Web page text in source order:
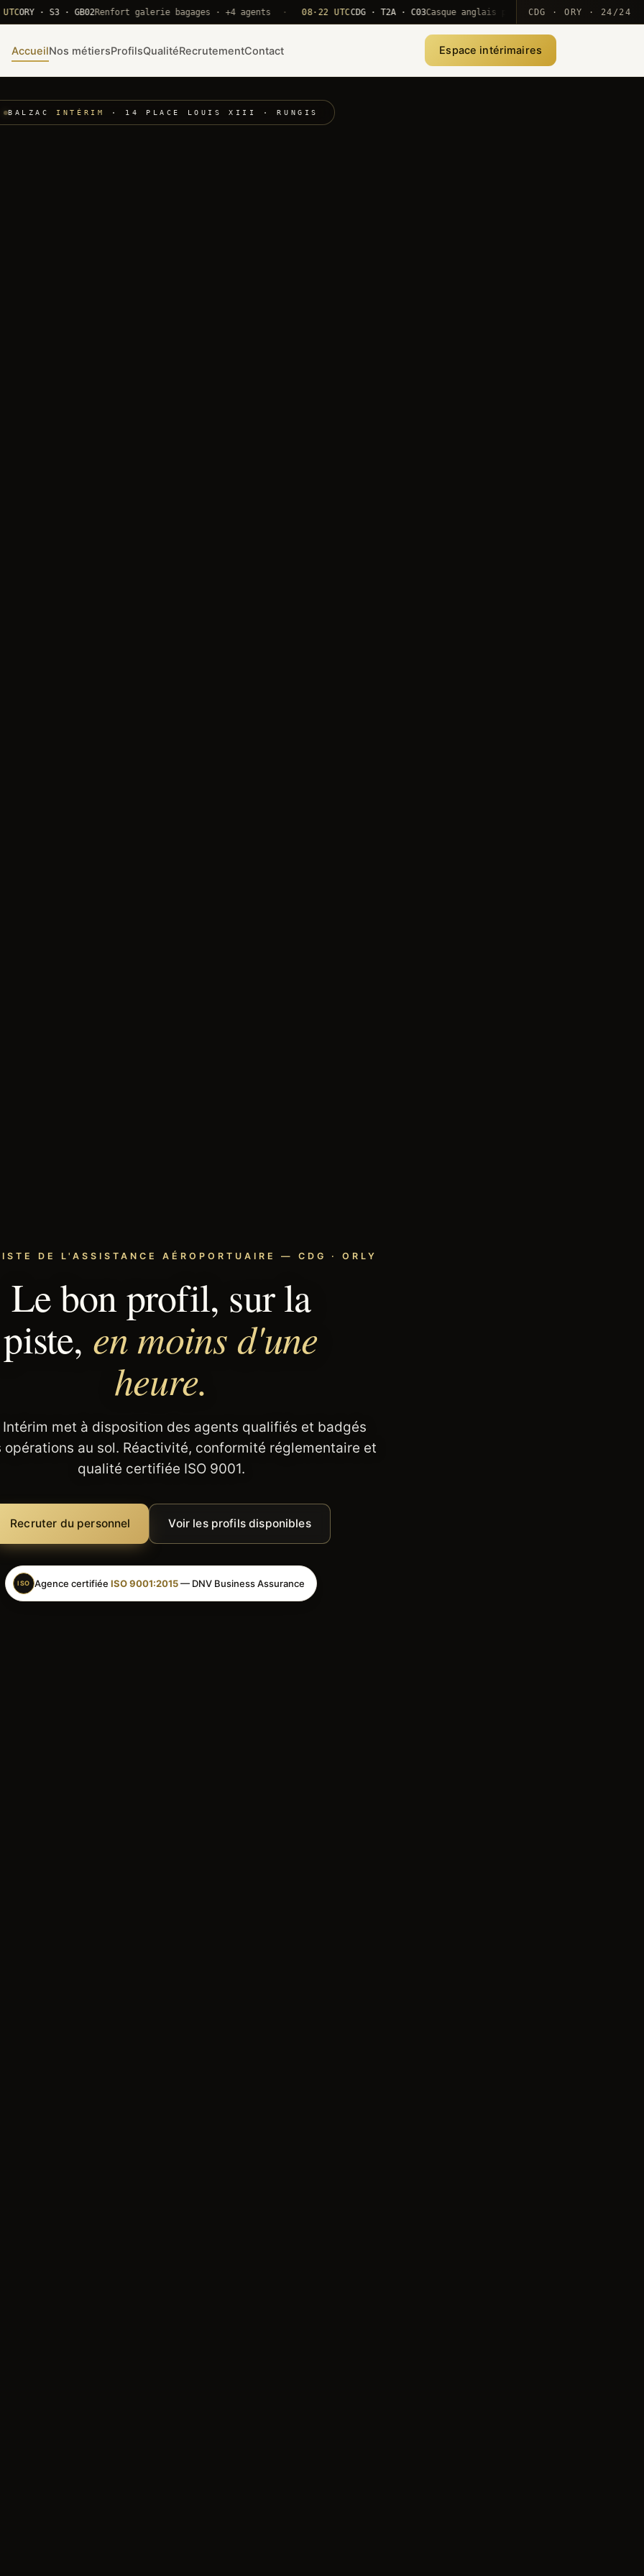
· S3 · GB02Renfort galerie bagages · +4 agents · 08·22 UTCCDG · T2A · C03 Casque anglais positionné · rotation MEA ·
CDG · ORY · 24/24
AccueilNos métiersProfilsQualitéRecrutementContact Espace intérimaires
BALZAC INTÉRIM · 14 PLACE LOUIS XIII · RUNGIS
DE L'ASSISTANCE AÉROPORTUAIRE — CDG · ORLY
Le bon profil, sur la
piste, en moins d'une
heure.
Intérim met à disposition des agents qualifiés et badgés
opérations au sol. Réactivité, conformité réglementaire et
qualité certifiée ISO 9001.
Recruter du personnel Voir les profils disponibles
ISO Agence certifiée ISO 9001:2015— DNV Business Assurance